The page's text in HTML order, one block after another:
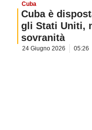
Cuba
Cuba è
gli Stati Uniti,
sovranità
24 Giugno 2026 05:26